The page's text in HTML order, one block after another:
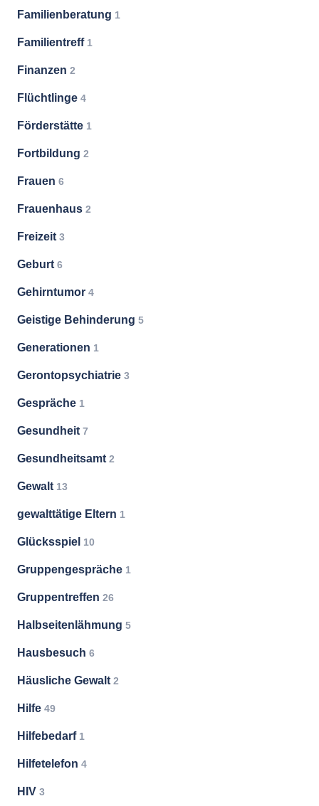
Familienberatung 1
Familientreff 1
Finanzen 2
Flüchtlinge 4
Förderstätte 1
Fortbildung 2
Frauen 6
Frauenhaus 2
Freizeit 3
Geburt 6
Gehirntumor 4
Geistige Behinderung 5
Generationen 1
Gerontopsychiatrie 3
Gespräche 1
Gesundheit 7
Gesundheitsamt 2
Gewalt 13
gewalttätige Eltern 1
Glücksspiel 10
Gruppengespräche 1
Gruppentreffen 26
Halbseitenlähmung 5
Hausbesuch 6
Häusliche Gewalt 2
Hilfe 49
Hilfebedarf 1
Hilfetelefon 4
HIV 3